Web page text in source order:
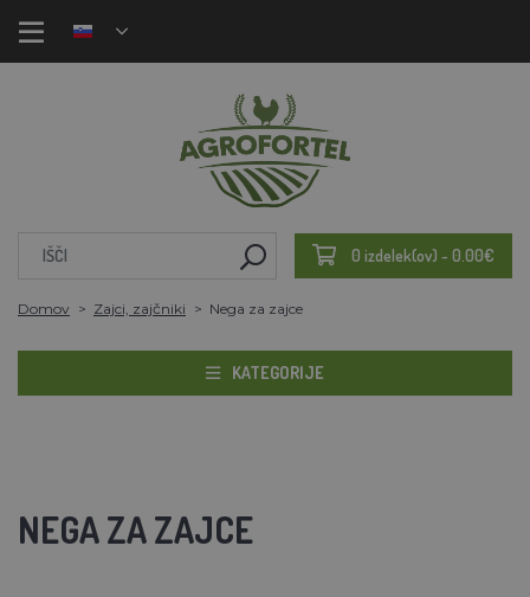
0 izdelek(ov) - 0.00€
Domov Zajci, zajčniki Nega za zajce
KATEGORIJE
NEGA ZA ZAJCE